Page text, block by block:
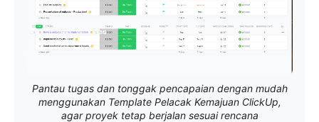
Pantau tugas dan tonggak pencapaian dengan mudah
menggunakan Template Pelacak Kemajuan ClickUp,
agar proyek tetap berjalan sesuai rencana